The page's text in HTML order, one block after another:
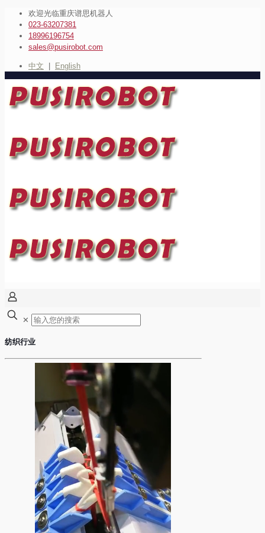
欢迎光临重庆谱思机器人
023-63207381
18996196754
sales@pusirobot.com
中文 English
✕
纺织行业